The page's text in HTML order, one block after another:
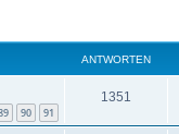
ANTWORTEN
90 91
1351